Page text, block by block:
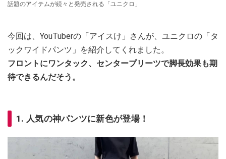
話題のアイテムが続々と発売される「ユニクロ」
今回は、YouTuberの「アイスけ」さんが、ユニクロの「タ
ックワイドパンツ」を紹介してくれました。
フロントにワンタック、センタープリーツで脚長効果も期
待できるんだそう。
1. 人気の神パンツに新色が登場！